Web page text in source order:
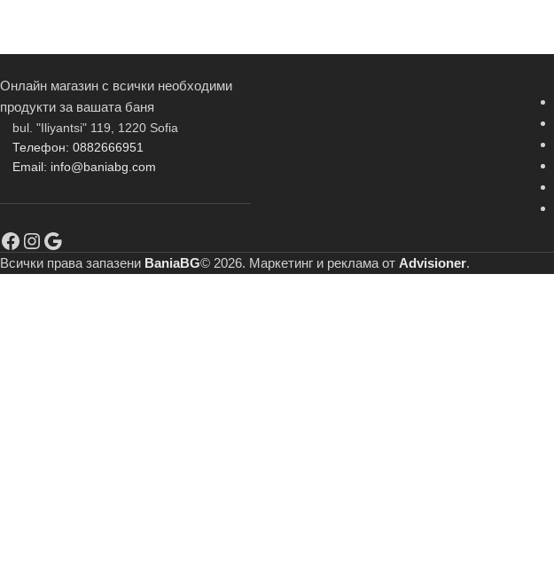
Онлайн магазин с всички необходими
продукти за вашата баня
bul. "Iliyantsi" 119, 1220 Sofia
Телефон: 0882666951
Email: info@baniabg.com
Всички права запазени BaniaBG© 2026. Маркетинг и реклама от Advisioner.